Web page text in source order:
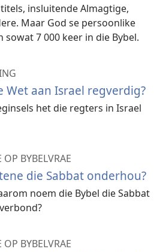
insluitende Almagtige,
Maar God se persoonlike
sowat 7 000 keer in die Bybel.
Wet aan Israel regverdig?
het die regters in Israel
BYBELVRAE
die Sabbat onderhou?
noem die Bybel die Sabbat
BYBELVRAE